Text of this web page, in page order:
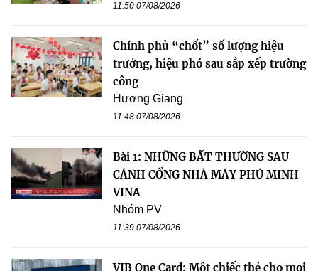
11:50 07/08/2026
Chính phủ “chốt” số lượng hiệu
trưởng, hiệu phó sau sắp xếp trường
công
Hương Giang
11:48 07/08/2026
Bài 1: NHỮNG BẤT THƯỜNG SAU
CÁNH CỔNG NHÀ MÁY PHÚ MINH
VINA
Nhóm PV
11:39 07/08/2026
VIB One Card: Một chiếc thẻ cho mọi